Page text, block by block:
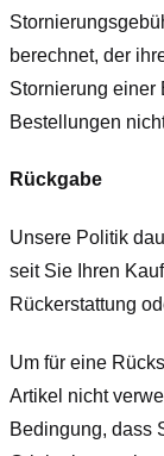
berechnet, der
Stornierung einer
Bestellungen
Rückgabe
Unsere Politik
seit Sie Ihren
Rückerstattung
Um für eine
Artikel nicht
Bedingung, dass